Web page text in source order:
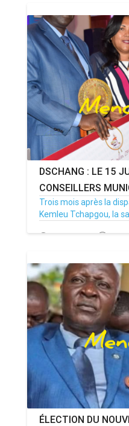
DSCHANG : LE 15
CONSEILLERS
Trois mois après la
Kemleu Tchapgou, la
13/07/26 Par
ÉLECTION DU